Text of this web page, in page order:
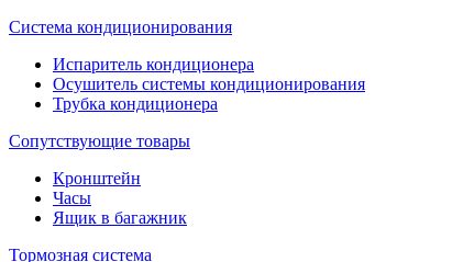
Система кондиционирования
Испаритель кондиционера
Осушитель системы кондиционирования
Трубка кондиционера
Сопутствующие товары
Кронштейн
Часы
Ящик в багажник
Тормозная система